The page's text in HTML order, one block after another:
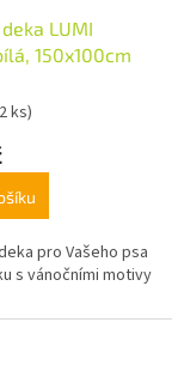
LUMI
150x100cm
ks)
pro Vašeho psa
s vánočními motivy